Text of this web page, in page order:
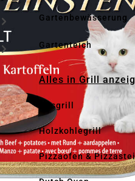
Gartenbewässerung
Gartenteich
Alles in Grill
Gasgrill
Holzkohlegrill
Pizzaofen &